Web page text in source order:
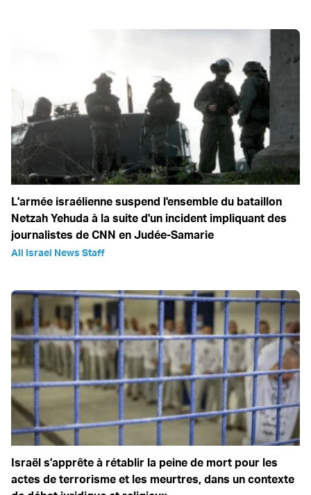
L'armée israélienne suspend l'ensemble du bataillon
Netzah Yehuda à la suite d'un incident impliquant des
journalistes de CNN en Judée-Samarie
All Israel News Staff
Israël s'apprête à rétablir la peine de mort pour les
actes de terrorisme et les meurtres, dans un contexte